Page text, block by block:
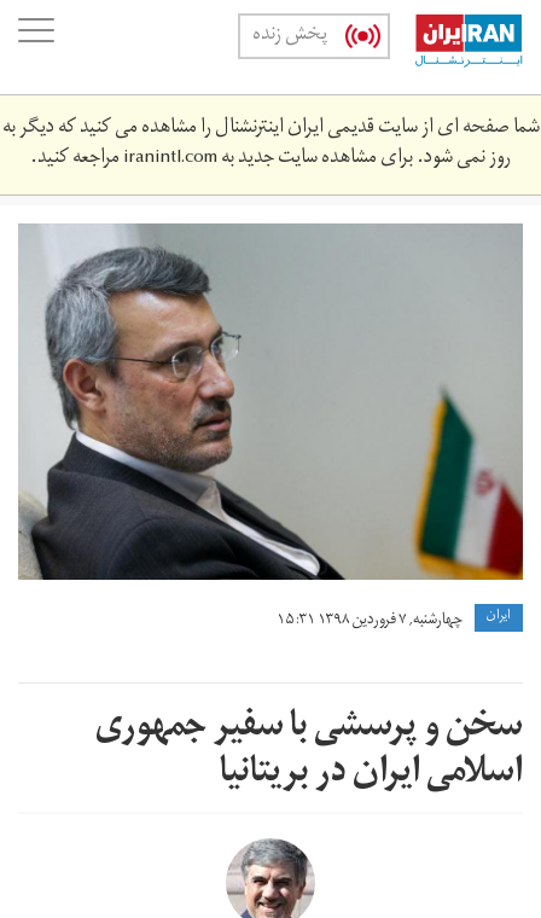
Skip
main
content
پخش زنده
شما صفحه ای از سایت قدیمی ایران اینترنشنال را مشاهده می کنید که دیگر به
روز نمی شود. برای مشاهده سایت جدید بهiranintl.comمراجعه کنید.
حمید
ايران چهارشنبه, ۷ فروردین ۱۳۹۸ ۱۵:۳۱
سخن و پرسشی با سفیر جمهوری
اسلامی ایران در بریتانیا